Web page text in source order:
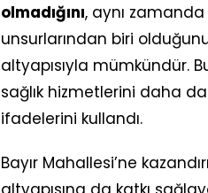
olmadığını, aynı
unsurlarından biri
altyapısıyla mümkündür.
sağlık hizmetlerini daha
ifadelerini kullandı.
Bayır Mahallesi’ne